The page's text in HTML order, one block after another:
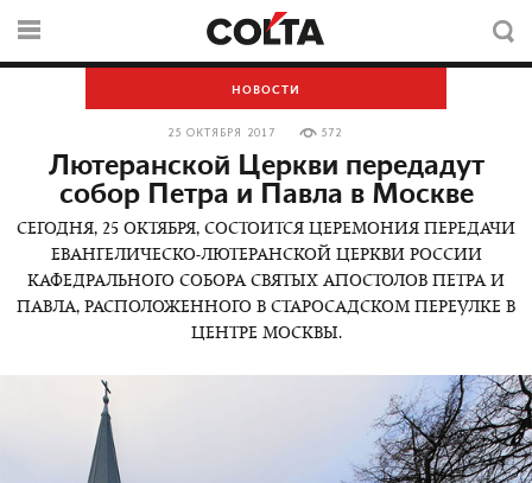
НОВОСТИ
25 ОКТЯБРЯ 2017 572
Лютеранской Церкви передадут
собор Петра и Павла в Москве
СЕГОДНЯ, 25 ОКТЯБРЯ, СОСТОИТСЯ ЦЕРЕМОНИЯ ПЕРЕДАЧИ
ЕВАНГЕЛИЧЕСКО-ЛЮТЕРАНСКОЙ ЦЕРКВИ РОССИИ
КАФЕДРАЛЬНОГО СОБОРА СВЯТЫХ АПОСТОЛОВ ПЕТРА И
ПАВЛА, РАСПОЛОЖЕННОГО В СТАРОСАДСКОМ ПЕРЕУЛКЕ В
ЦЕНТРЕ МОСКВЫ.